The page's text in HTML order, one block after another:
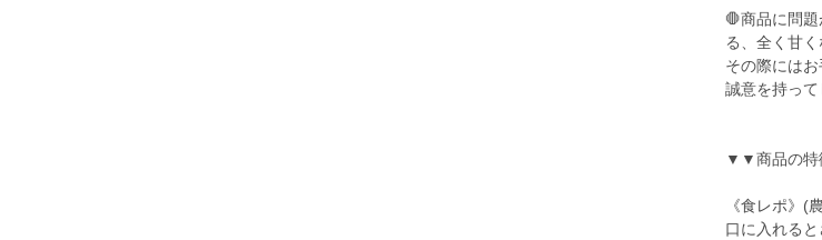
🛑商品に問
る、全く甘く
その際には
誠意を持って
▼▼商品の
《食レポ》(
口に入れる